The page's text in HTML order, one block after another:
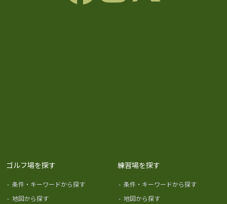
ゴルフ場を探す
- 条件・キーワードから探す
- 地図から探す
練習場を探す
- 条件・キーワードから探す
- 地図から探す